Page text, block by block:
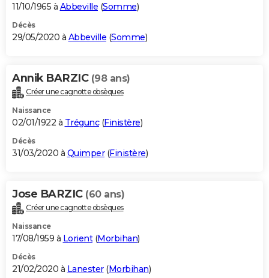
11/10/1965 à Abbeville (Somme)
Décès
29/05/2020 à Abbeville (Somme)
Annik BARZIC (98 ans)
Créer une cagnotte obsèques
Naissance
02/01/1922 à Trégunc(Finistère)
Décès
31/03/2020 à Quimper(Finistère)
Jose BARZIC (60 ans)
Créer une cagnotte obsèques
Naissance
17/08/1959 à Lorient(Morbihan)
Décès
21/02/2020 à Lanester(Morbihan)